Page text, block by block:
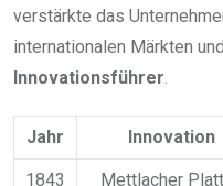
verstärkte das
internationalen Märkten
Innovationsführer
Jahr Innovation
1843 Mettlacher